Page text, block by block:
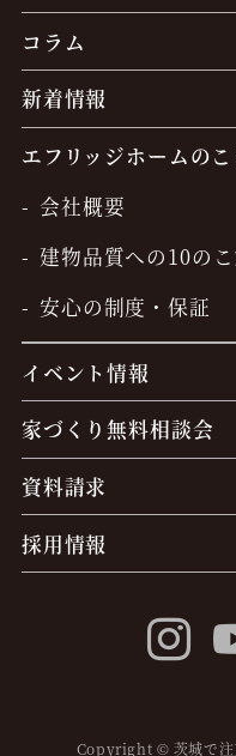
コラム
新着情報
エフリッジホームのこ
会社概要
建物品質への10のこ
安心の制度・保証
イベント情報
家づくり無料相談会
資料請求
採用情報
Copyright © 茨城で注